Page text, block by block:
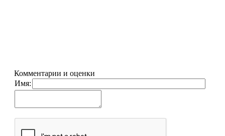
Комментарии и оценки
Имя: